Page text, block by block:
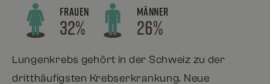
FRAUEN
32%
MÄNNER
26%
Lungenkrebs gehört in der Schweiz zu der
dritthäufigsten Krebserkrankung. Neue